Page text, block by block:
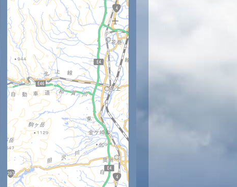
10時 11時 12時 13時 14時